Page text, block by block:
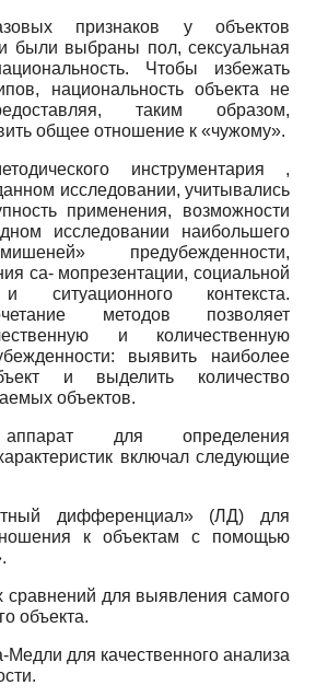
признаков у объектов
были выбраны пол, сексуальная
Чтобы избежать
национальность объекта не
таким образом,
общее отношение к «чужому».
инструментария ,
исследовании, учитывались
применения, возможности
исследовании наибольшего
предубежденности,
са- мопрезентации, социальной
и ситуационного контекста.
методов позволяет
и количественную
выявить наиболее
и выделить количество
объектов.
аппарат для определения
включал следующие
дифференциал» (ЛД) для
к объектам с помощью
сравнений для выявления самого
объекта.
Медли для качественного анализа